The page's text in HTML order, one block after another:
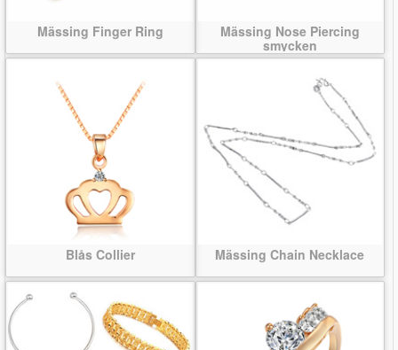
Mässing Finger Ring
Mässing Nose Piercing
smycken
Blås Collier Mässing Chain Necklace